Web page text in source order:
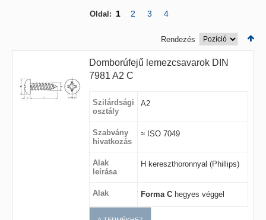
Oldal: 1 2 3 4
Rendezés
Domborúfejű lemezcsavarok DIN
7981 A2 C
Szilárdsági
osztály
A2
Szabvány
hivatkozás
≈ ISO 7049
Alak
leírása
H kereszthoronnyal (Phillips)
Alak Forma Chegyes véggel